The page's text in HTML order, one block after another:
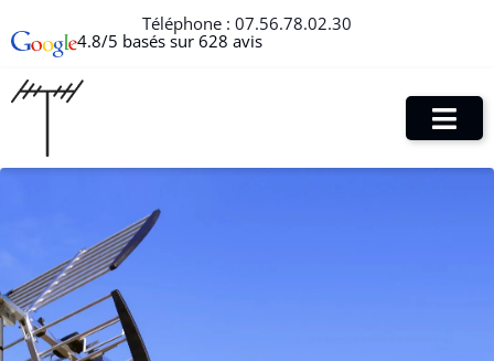
Téléphone : 07.56.78.02.30
4.8/5 basés sur 628 avis